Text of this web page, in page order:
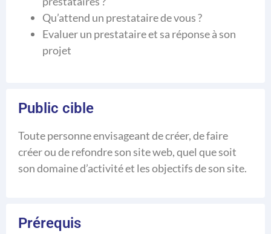
Qu’attend un prestataire de vous ?
Evaluer un prestataire et sa réponse à son
projet
Public cible
Toute personne envisageant de créer, de faire
créer ou de refondre son site web, quel que soit
son domaine d’activité et les objectifs de son site.
Prérequis